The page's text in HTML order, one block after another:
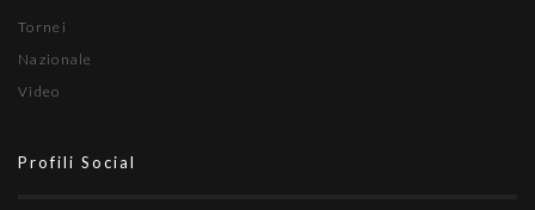
Tornei
Nazionale
Video
Profili Social